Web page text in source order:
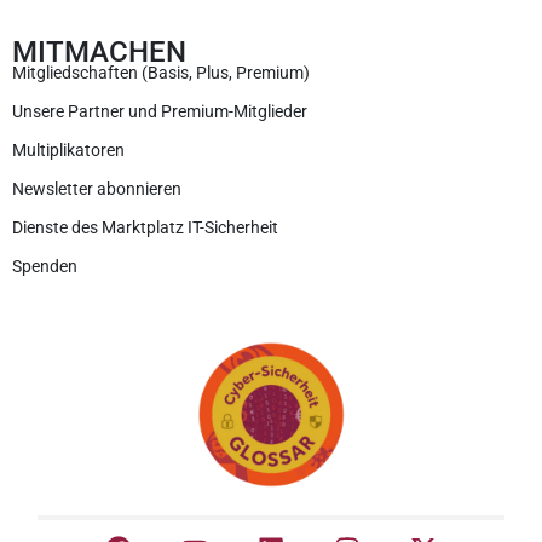
MITMACHEN
Mitgliedschaften (Basis, Plus, Premium)
Unsere Partner und Premium-Mitglieder
Multiplikatoren
Newsletter abonnieren
Dienste des Marktplatz IT-Sicherheit
Spenden